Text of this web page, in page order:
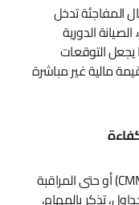
المفاجئة تدخل
الدورية
يجعل التوقعات
مالية غير مباشرة
اليوم، يمكن استخدام برامج إدارة الصيانة (CMMS) أو حتى المراقبة
تذكر بالمهام،